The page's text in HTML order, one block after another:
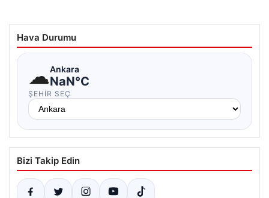
Hava Durumu
☁Ankara
NaN°C
ŞEHIR SEÇ
Bizi Takip Edin